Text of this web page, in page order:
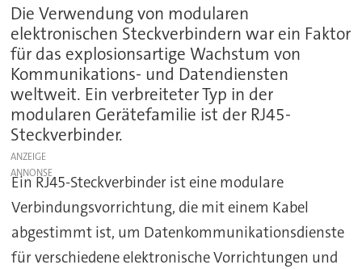
Die Verwendung von modularen
elektronischen Steckverbindern war ein Faktor
für das explosionsartige Wachstum von
Kommunikations- und Datendiensten
weltweit. Ein verbreiteter Typ in der
modularen Gerätefamilie ist der RJ45-
Steckverbinder.
ANZEIGE
Ein RJ45-Steckverbinder ist eine modulare
Verbindungsvorrichtung, die mit einem Kabel
abgestimmt ist, um Datenkommunikationsdienste
für verschiedene elektronische Vorrichtungen und